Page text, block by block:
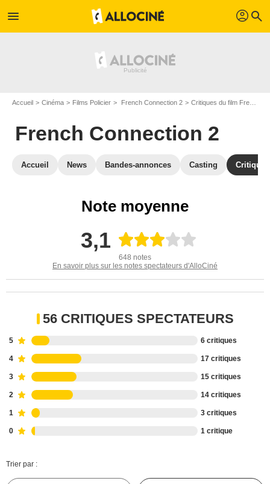
menu profil search
Accueil Cinéma Films Policier French Connection 2 Critiques du film French Connection 2
French Connection 2
Accueil News Bandes-annonces Casting
Note moyenne
3,1
648 notes
En savoir plus sur les notes spectateurs d'AlloCiné
56 CRITIQUES SPECTATEURS
5 6 critiques
4 17 critiques
3 15 critiques
2 14 critiques
1 3 critiques
0 1 critique
Trier par :